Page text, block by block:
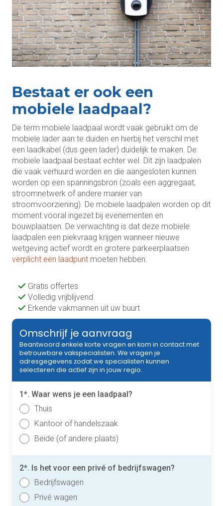
Bestaat er ook een
mobiele laadpaal?
De term mobiele laadpaal wordt vaak gebruikt om de
mobiele lader aan te duiden en hierbij het verschil met
een laadkabel (dus geen lader) duidelijk te maken. De
mobiele laadpaal bestaat echter wel. Dit zijn laadpalen
die vaak verhuurd worden en die aangesloten kunnen
worden op een spanningsbron (zoals een aggregaat,
stroomnetwerk of andere manier van
stroomvoorziening). De mobiele laadpalen worden op dit
moment vooral ingezet bij evenementen en
bouwplaatsen. De verwachting is dat deze mobiele
laadpalen een piekvraag krijgen wanneer nieuwe
wetgeving actief wordt en grotere parkeerplaatsen
verplicht een laadpunt moeten hebben.
Gratis offertes
Volledig vrijblijvend
Erkende vakmannen uit uw buurt
Omschrijf je aanvraag
Beantwoord enkele korte vragen en kom in contact met
betrouwbare vakspecialisten. We vragen je
adresgegevens zodat we specialisten kunnen
selecteren die actief zijn in jouw regio.
1*. Waar wens je een laadpaal?
Thuis
Kantoor of handelszaak
Beide (of andere plaats)
2*. Is het voor een privé of bedrijfswagen?
Bedrijfswagen
Privé wagen